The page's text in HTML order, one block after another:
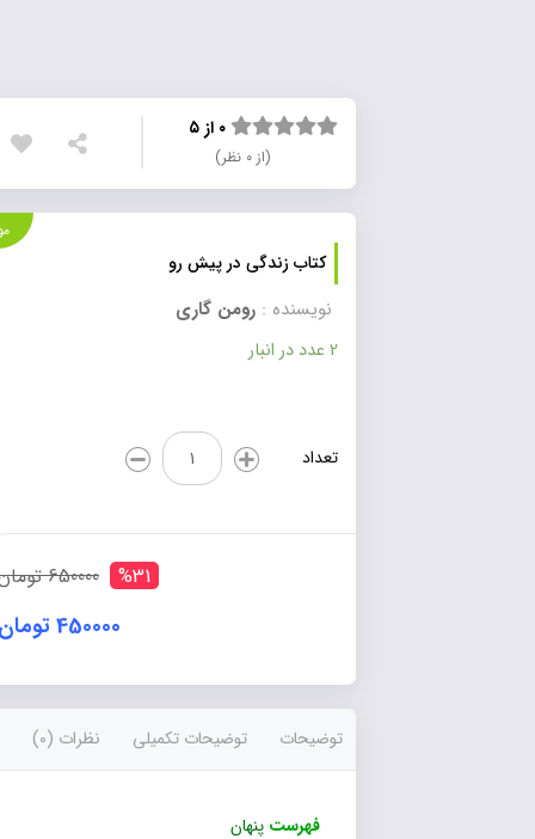
۰ از ۵
کتاب زندگی در پیش رو
موجود
نویسنده :رومن گاری
کتاب
زندگی
رو
650000 تومان
450000 تومان
توضیحات توضیحات تکمیلی نظرات (0)
پنهان